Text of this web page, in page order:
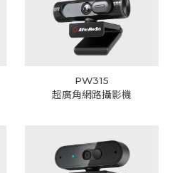
PW315
超廣角網路攝影機